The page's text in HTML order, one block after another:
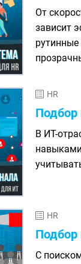
От
зависит
рутинные
HR
Подбор
В ИТ-
HR
Подбор
С